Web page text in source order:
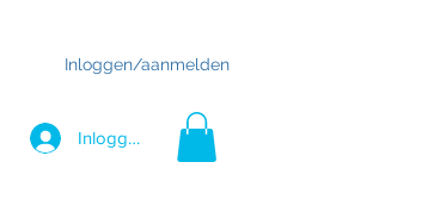
Inloggen/aanmelden
Inloggen